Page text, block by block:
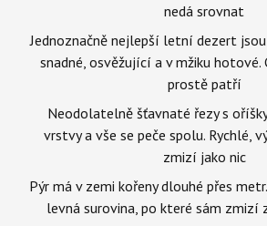
nedá srovnat
Jednoznačně nejlepší letní dezert
snadné, osvěžující a v mžiku hotové.
prostě patří
Neodolatelně šťavnaté řezy s
vrstvy a vše se peče spolu. Rychlé,
zmizí jako nic
Pýr má v zemi kořeny dlouhé přes
levná surovina, po které sám zmizí